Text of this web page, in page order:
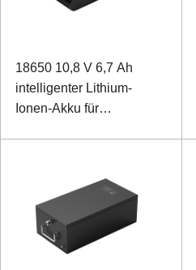
18650 10,8 V 6,7 Ah
intelligenter Lithium-
Ionen-Akku für